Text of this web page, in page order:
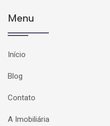
Menu
Início
Blog
Contato
A Imobiliária